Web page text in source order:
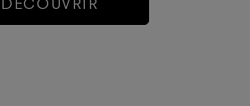
DÉCOUVRIR